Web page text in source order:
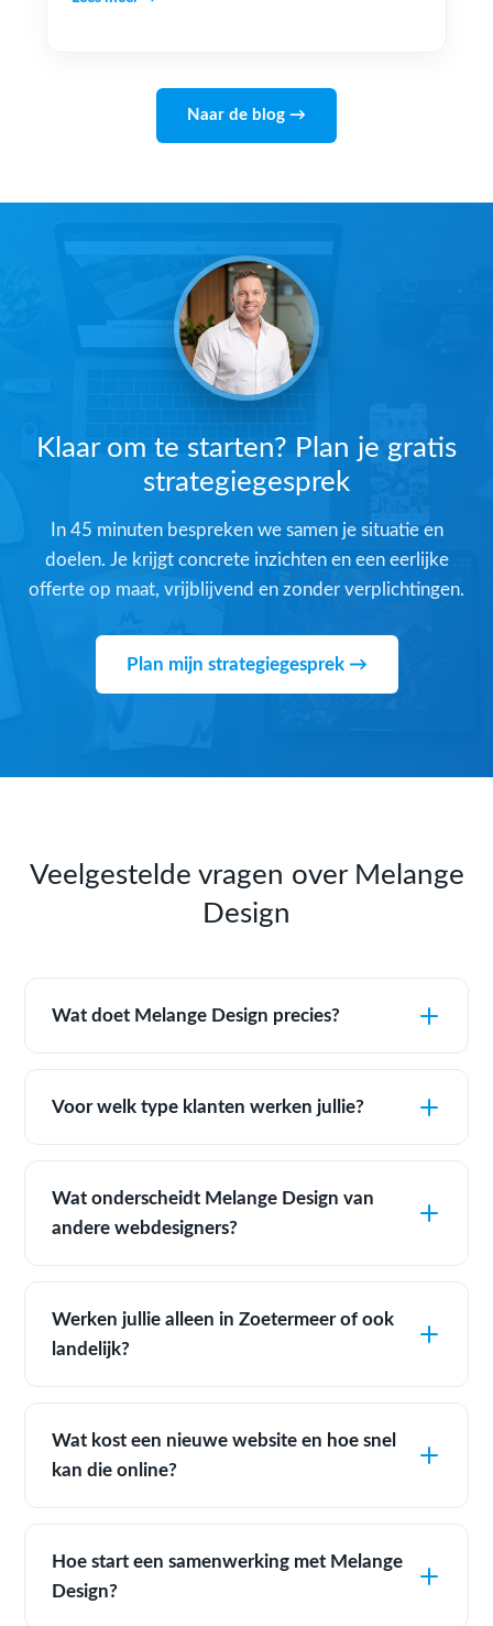
Naar de blog →
Klaar om te starten? Plan je gratis
strategiegesprek
In 45 minuten bespreken we samen je situatie en
doelen. Je krijgt concrete inzichten en een eerlijke
offerte op maat, vrijblijvend en zonder verplichtingen.
Plan mijn strategiegesprek →
Veelgestelde vragen over Melange
Design
Wat doet Melange Design precies?
Voor welk type klanten werken jullie?
Wat onderscheidt Melange Design van
andere webdesigners?
Werken jullie alleen in Zoetermeer of ook
landelijk?
Wat kost een nieuwe website en hoe snel
kan die online?
Hoe start een samenwerking met Melange
Design?